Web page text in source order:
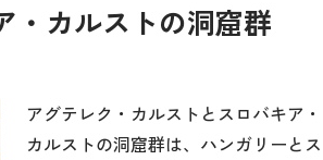
・カルストの洞窟群
アグテレク・カルストとスロバキア・
カルストの洞窟群は、ハンガリーとス